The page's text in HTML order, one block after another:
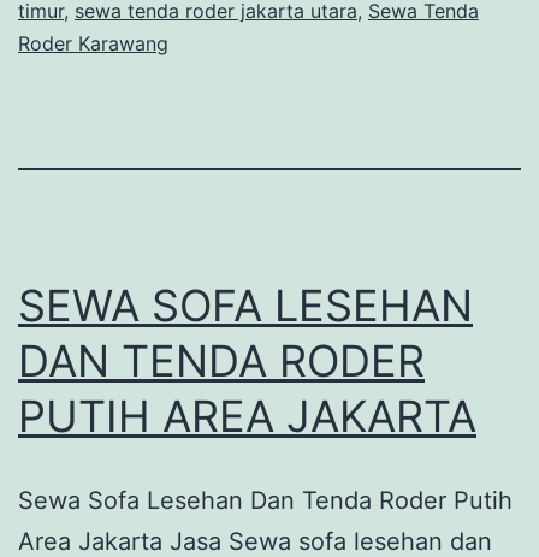
timur, sewa tenda roder jakarta utara, Sewa Tenda
Roder Karawang
SEWA SOFA LESEHAN
DAN TENDA RODER
PUTIH AREA JAKARTA
Sewa Sofa Lesehan Dan Tenda Roder Putih
Area Jakarta Jasa Sewa sofa lesehan dan